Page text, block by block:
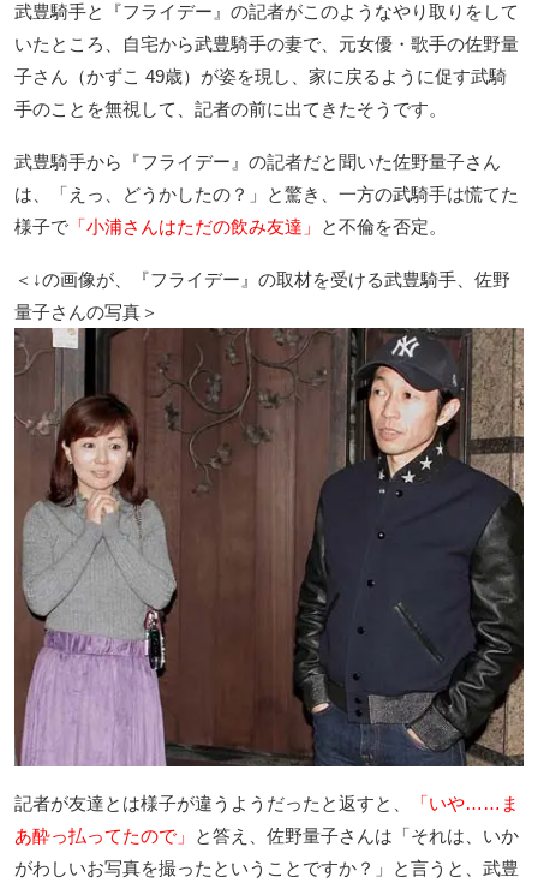
武豊騎手と『フライデー』の記者がこのようなやり取りをして
いたところ、自宅から武豊騎手の妻で、元女優・歌手の佐野量
子さん（かずこ 49歳）が姿を現し、家に戻るように促す武騎
手のことを無視して、記者の前に出てきたそうです。
武豊騎手から『フライデー』の記者だと聞いた佐野量子さん
は、「えっ、どうかしたの？」と驚き、一方の武騎手は慌てた
様子で 「小浦さんはただの飲み友達」 と不倫を否定。
＜↓の画像が、『フライデー』の取材を受ける武豊騎手、佐野
量子さんの写真＞
記者が友達とは様子が違うようだったと返すと、
「いや……ま
あ酔っ払ってたので」
と答え、佐野量子さんは「それは、いか
がわしいお写真を撮ったということですか？」と言うと、武豊